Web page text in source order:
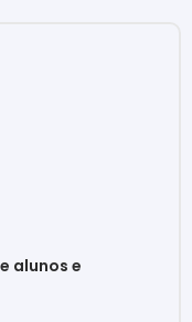
alunos e